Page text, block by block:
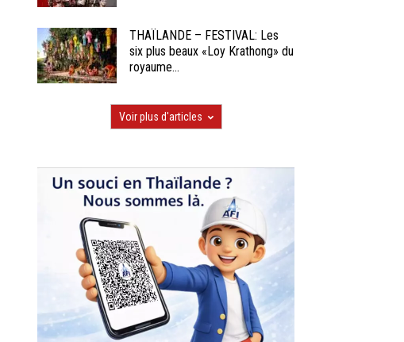
THAÏLANDE – FESTIVAL: Les
six plus beaux «Loy Krathong» du
royaume...
Voir plus d'articles